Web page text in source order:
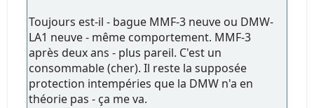
Toujours est-il - bague MMF-3 neuve ou DMW-
LA1 neuve - même comportement. MMF-3
après deux ans - plus pareil. C'est un
consommable (cher). Il reste la supposée
protection intempéries que la DMW n'a en
théorie pas - ça me va.